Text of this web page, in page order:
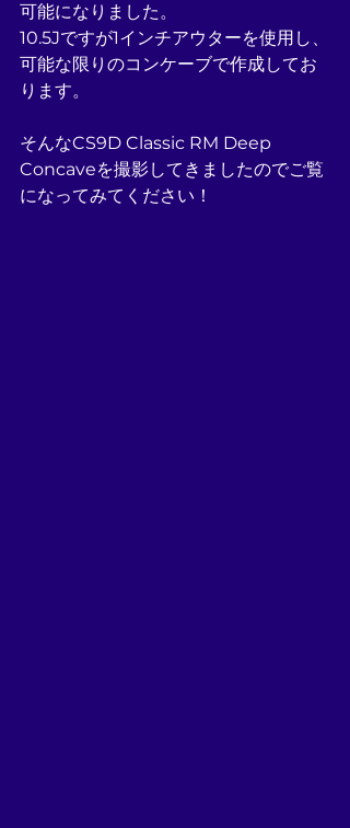
可能になりました。
10.5Jですが1インチアウターを使用し、
可能な限りのコンケーブで作成してお
ります。
そんなCS9D Classic RM Deep
Concaveを撮影してきましたのでご覧
になってみてください！